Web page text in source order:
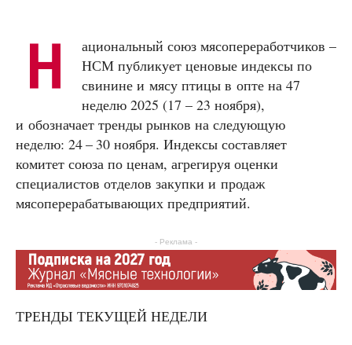
Н
ациональный союз мясопереработчиков –
НСМ публикует ценовые индексы по
свинине и мясу птицы в опте на 47
неделю 2025 (17 – 23 ноября),
и обозначает тренды рынков на следующую
неделю: 24 – 30 ноября. Индексы составляет
комитет союза по ценам, агрегируя оценки
специалистов отделов закупки и продаж
мясоперерабатывающих предприятий.
- Реклама -
ТРЕНДЫ ТЕКУЩЕЙ НЕДЕЛИ